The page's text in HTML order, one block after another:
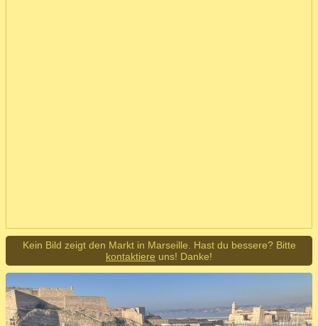
Kein Bild zeigt den Markt in Marseille. Hast du bessere? Bitte
kontaktiere uns! Danke!